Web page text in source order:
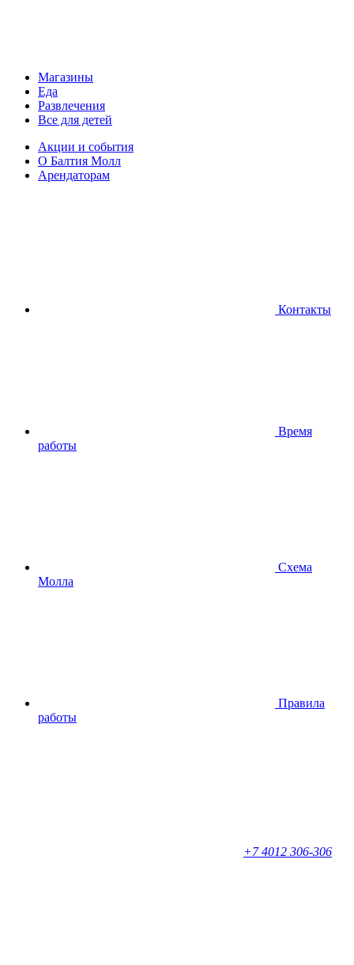
Магазины
Еда
Развлечения
Все для детей
Акции и события
О Балтия Молл
Арендаторам
Контакты
Время
работы
Схема
Молла
Правила
работы
+7 4012 306-306